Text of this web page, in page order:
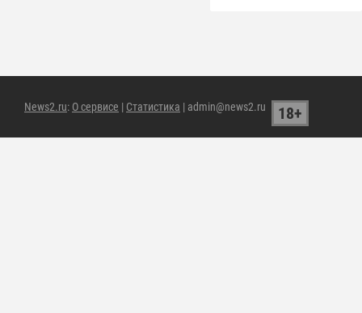
News2.ru: О сервисе | Статистика | admin@news2.ru 18+